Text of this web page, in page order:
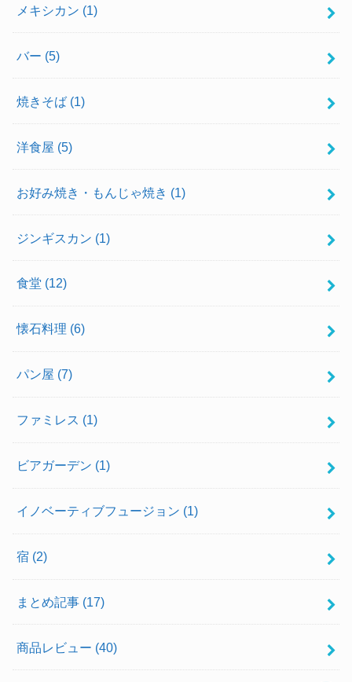
メキシカン (1)
バー (5)
焼きそば (1)
洋食屋 (5)
お好み焼き・もんじゃ焼き (1)
ジンギスカン (1)
食堂 (12)
懐石料理 (6)
パン屋 (7)
ファミレス (1)
ビアガーデン (1)
イノベーティブフュージョン (1)
宿 (2)
まとめ記事 (17)
商品レビュー (40)